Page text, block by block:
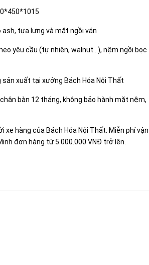
ash, tựa lưng và mặt ngồi ván
yêu cầu (tự nhiên, walnut...), nệm ngồi bọc
sản xuất tại xưởng Bách Hóa Nội Thất
bàn 12 tháng, không bảo hành mặt nệm,
xe hàng của Bách Hóa Nội Thất. Miễn phí vận
đơn hàng từ 5.000.000 VNĐ trở lên.